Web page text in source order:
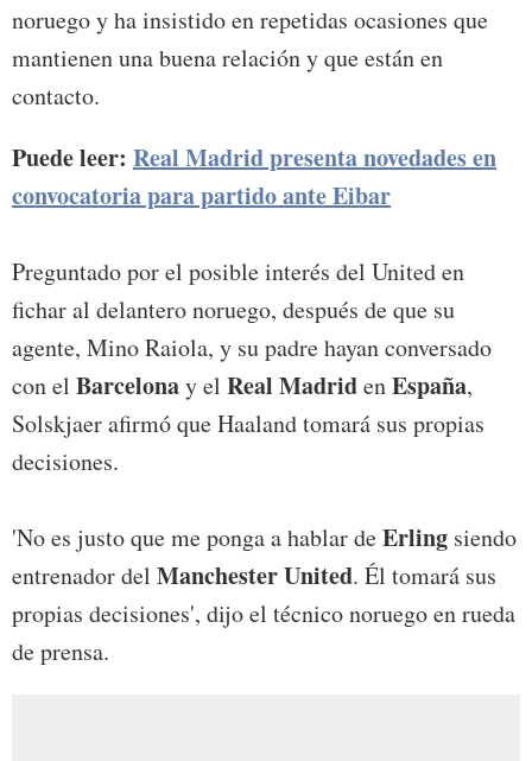
noruego y ha insistido en repetidas ocasiones que
mantienen una buena relación y que están en
contacto.
Puede leer: Real Madrid presenta novedades en
convocatoria para partido ante Eibar
Preguntado por el posible interés del United en
fichar al delantero noruego, después de que su
agente, Mino Raiola, y su padre hayan conversado
con el Barcelonay el Real MadridenEspaña,
Solskjaer afirmó que Haaland tomará sus propias
decisiones.
'No es justo que me ponga a hablar deErling siendo
entrenador del Manchester United. Él tomará sus
propias decisiones', dijo el técnico noruego en rueda
de prensa.